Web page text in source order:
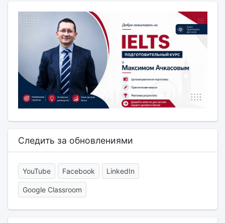
Следить за обновлениями
YouTube Facebook LinkedIn
Google Classroom